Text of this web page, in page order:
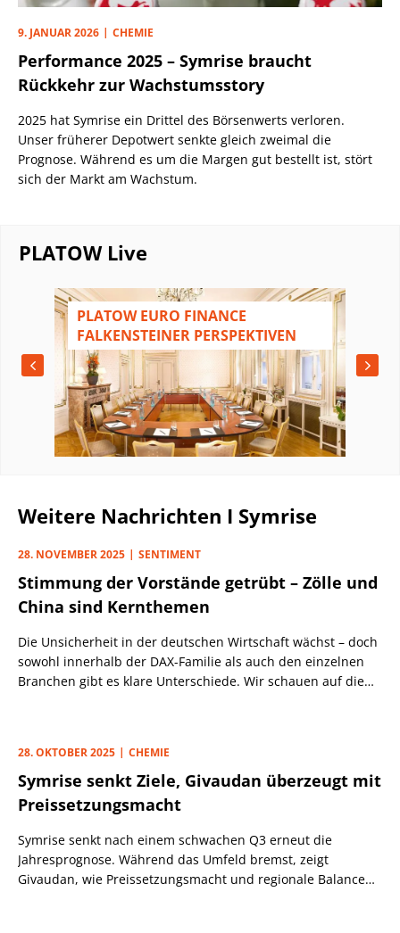
9. JANUAR 2026 CHEMIE
Performance 2025 – Symrise braucht
Rückkehr zur Wachstumsstory
2025 hat Symrise ein Drittel des Börsenwerts verloren.
Unser früherer Depotwert senkte gleich zweimal die
Prognose. Während es um die Margen gut bestellt ist, stört
sich der Markt am Wachstum.
PLATOW Live
PLATOW EURO FINANCE
FALKENSTEINER PERSPEKTIVEN
Weitere Nachrichten I Symrise
28. NOVEMBER 2025 SENTIMENT
Stimmung der Vorstände getrübt – Zölle und
China sind Kernthemen
Die Unsicherheit in der deutschen Wirtschaft wächst – doch
sowohl innerhalb der DAX-Familie als auch den einzelnen
Branchen gibt es klare Unterschiede. Wir schauen auf die
28. OKTOBER 2025 CHEMIE
Symrise senkt Ziele, Givaudan überzeugt mit
Preissetzungsmacht
Symrise senkt nach einem schwachen Q3 erneut die
Jahresprognose. Während das Umfeld bremst, zeigt
Givaudan, wie Preissetzungsmacht und regionale Balance